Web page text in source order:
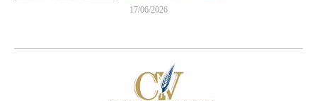
17/06/2026